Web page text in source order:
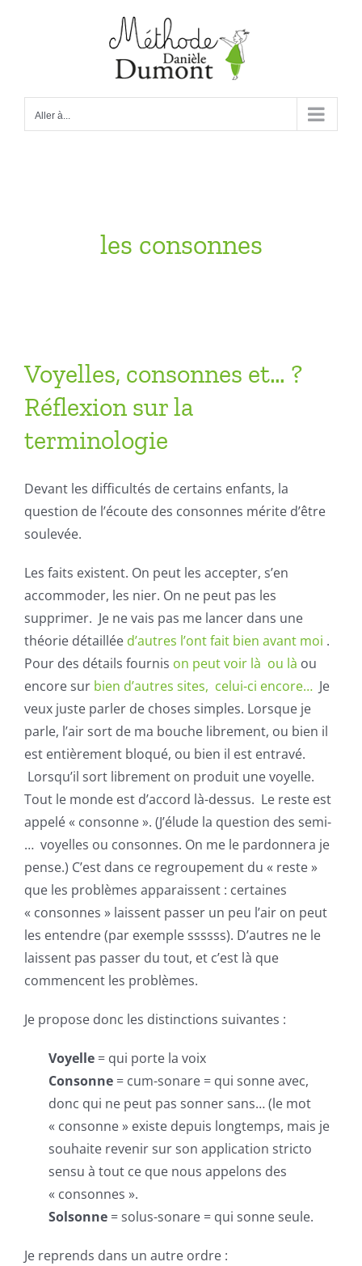
Aller à...
les consonnes
Voyelles, consonnes et… ?
Réflexion sur la
terminologie
Devant les difficultés de certains enfants, la
question de l’écoute des consonnes mérite d’être
soulevée.
Les faits existent. On peut les accepter, s’en
accommoder, les nier. On ne peut pas les
supprimer. Je ne vais pas me lancer dans une
théorie détaillée d’autres l’ont fait bien avant moi .
Pour des détails fournis on peut voir là ou là ou
encore sur bien d’autres sites, celui-ci encore… Je
veux juste parler de choses simples. Lorsque je
parle, l’air sort de ma bouche librement, ou bien il
est entièrement bloqué, ou bien il est entravé.
Lorsqu’il sort librement on produit une voyelle.
Tout le monde est d’accord là-dessus. Le reste est
appelé « consonne ». (J’élude la question des semi-
… voyelles ou consonnes. On me le pardonnera je
pense.) C’est dans ce regroupement du « reste »
que les problèmes apparaissent : certaines
« consonnes » laissent passer un peu l’air on peut
les entendre (par exemple ssssss). D’autres ne le
laissent pas passer du tout, et c’est là que
commencent les problèmes.
Je propose donc les distinctions suivantes :
Voyelle = qui porte la voix
Consonne = cum-sonare = qui sonne avec,
donc qui ne peut pas sonner sans… (le mot
« consonne » existe depuis longtemps, mais je
souhaite revenir sur son application stricto
sensu à tout ce que nous appelons des
« consonnes ».
Solsonne = solus-sonare = qui sonne seule.
Je reprends dans un autre ordre :